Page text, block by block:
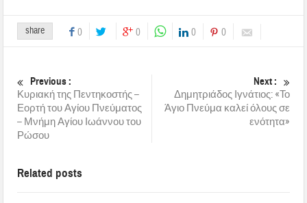
share 0 0 0 0
Previous :
Κυριακή της Πεντηκοστής –
Εορτή του Αγίου Πνεύματος
– Μνήμη Αγίου Ιωάννου του
Ρώσου
Next :
Δημητριάδος Ιγνάτιος: «Το
Άγιο Πνεύμα καλεί όλους σε
ενότητα»
Related posts